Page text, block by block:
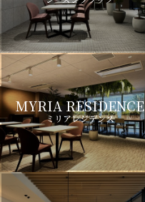
MYRIA RESIDENCE
ミリアレジデンス